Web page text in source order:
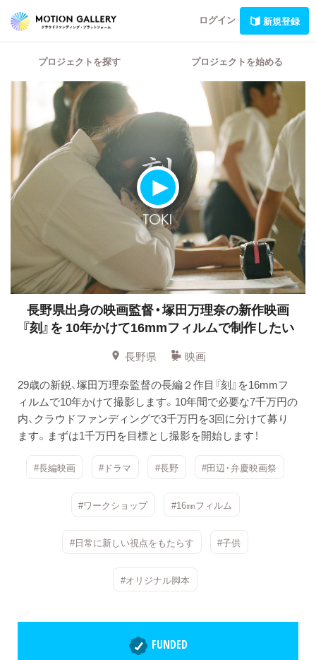
ログイン 新規登録
プロジェクトを探す プロジェクトを始める
長野県出身の映画監督・塚田万理奈の新作映画
『刻』を 10年かけて16mmフィルムで制作したい
長野県
映画
29歳の新鋭、塚田万理奈監督の長編２作目『刻』を16mmフ
ィルムで10年かけて撮影します。10年間で必要な7千万円の
内、クラウドファンディングで3千万円を3回に分けて募り
ます。まずは1千万円を目標とし撮影を開始します！
#長編映画 #ドラマ #長野 #田辺・弁慶映画祭
#ワークショップ #16㎜フィルム
#日常に新しい視点をもたらす #子供
#オリジナル脚本
FUNDED